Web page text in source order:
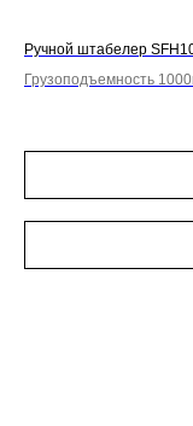
Ручной штабелер
Грузоподъемность